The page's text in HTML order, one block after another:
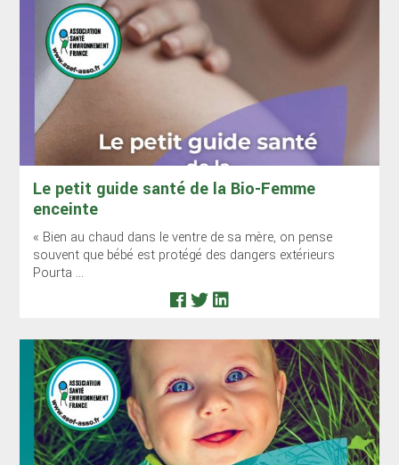
Le petit guide santé de la Bio-Femme
enceinte
« Bien au chaud dans le ventre de sa mère, on pense
souvent que bébé est protégé des dangers extérieurs
Pourta ...